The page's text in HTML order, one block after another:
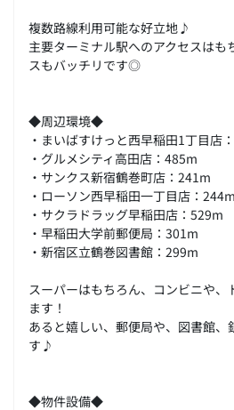
複数路線利用可能な好立地♪
主要ターミナル駅へのアクセスはも
スもバッチリです◎
◆周辺環境◆
・まいばすけっと西早稲田1丁目店
・グルメシティ高田店：485m
・サンクス新宿鶴巻町店：241m
・ローソン西早稲田一丁目店：244m
・サクラドラッグ早稲田店：529m
・早稲田大学前郵便局：301m
・新宿区立鶴巻図書館：299m
スーパーはもちろん、コンビニや
ます！
あると嬉しい、郵便局や、図書館、
す♪
◆物件設備◆